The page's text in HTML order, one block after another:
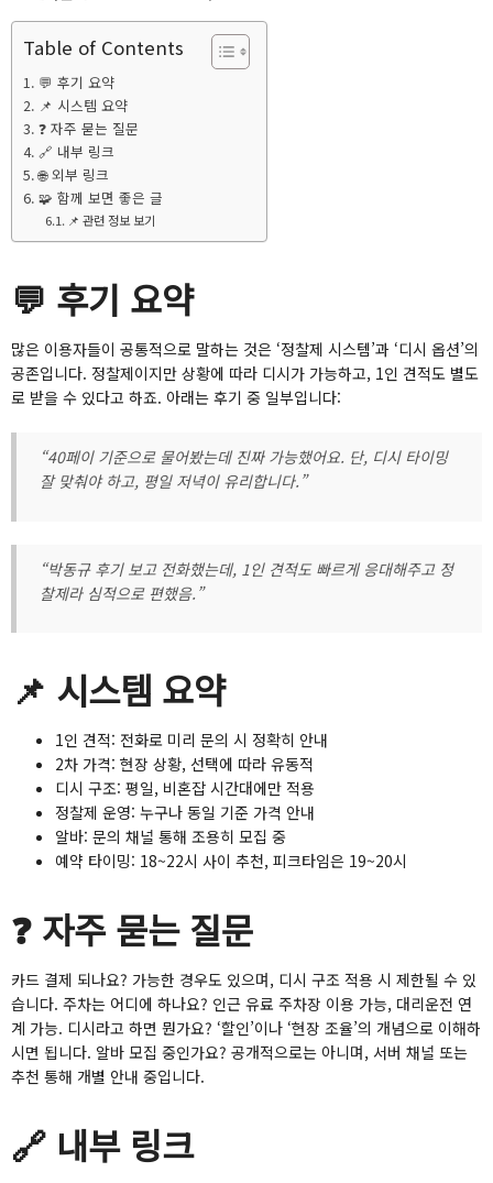
Table of Contents
💬 후기 요약
📌 시스템 요약
❓ 자주 묻는 질문
🔗 내부 링크
🌐 외부 링크
🧩 함께 보면 좋은 글
📌 관련 정보 보기
💬 후기 요약
많은 이용자들이 공통적으로 말하는 것은 ‘정찰제 시스템’과 ‘디시 옵션’의
공존입니다. 정찰제이지만 상황에 따라 디시가 가능하고, 1인 견적도 별도
로 받을 수 있다고 하죠. 아래는 후기 중 일부입니다:
“40페이 기준으로 물어봤는데 진짜 가능했어요. 단, 디시 타이밍
잘 맞춰야 하고, 평일 저녁이 유리합니다.”
“박동규 후기 보고 전화했는데, 1인 견적도 빠르게 응대해주고 정
찰제라 심적으로 편했음.”
📌 시스템 요약
1인 견적: 전화로 미리 문의 시 정확히 안내
2차 가격: 현장 상황, 선택에 따라 유동적
디시 구조: 평일, 비혼잡 시간대에만 적용
정찰제 운영: 누구나 동일 기준 가격 안내
알바: 문의 채널 통해 조용히 모집 중
예약 타이밍: 18~22시 사이 추천, 피크타임은 19~20시
❓ 자주 묻는 질문
카드 결제 되나요? 가능한 경우도 있으며, 디시 구조 적용 시 제한될 수 있
습니다. 주차는 어디에 하나요? 인근 유료 주차장 이용 가능, 대리운전 연
계 가능. 디시라고 하면 뭔가요? ‘할인’이나 ‘현장 조율’의 개념으로 이해하
시면 됩니다. 알바 모집 중인가요? 공개적으로는 아니며, 서버 채널 또는
추천 통해 개별 안내 중입니다.
🔗 내부 링크